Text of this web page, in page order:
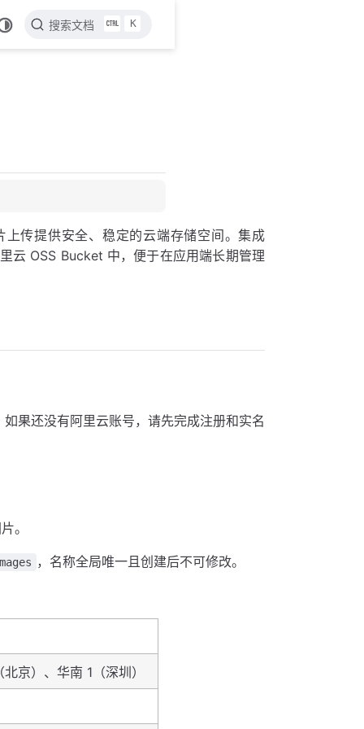
搜索文档 K
传提供安全、稳定的云端存储空间。集成
云 OSS Bucket 中，便于在应用端长期管理
果还没有阿里云账号，请先完成注册和实名
。
，名称全局唯一且创建后不可修改。
京）、华南 1（深圳）